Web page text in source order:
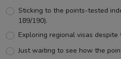
Sticking to the points-tested
189/190).
Exploring regional visas
Just waiting to see how the